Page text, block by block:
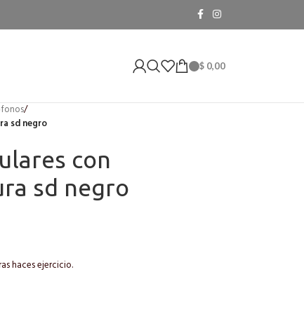
$ 0,00
/
sd negro
con
sd negro
haces ejercicio.